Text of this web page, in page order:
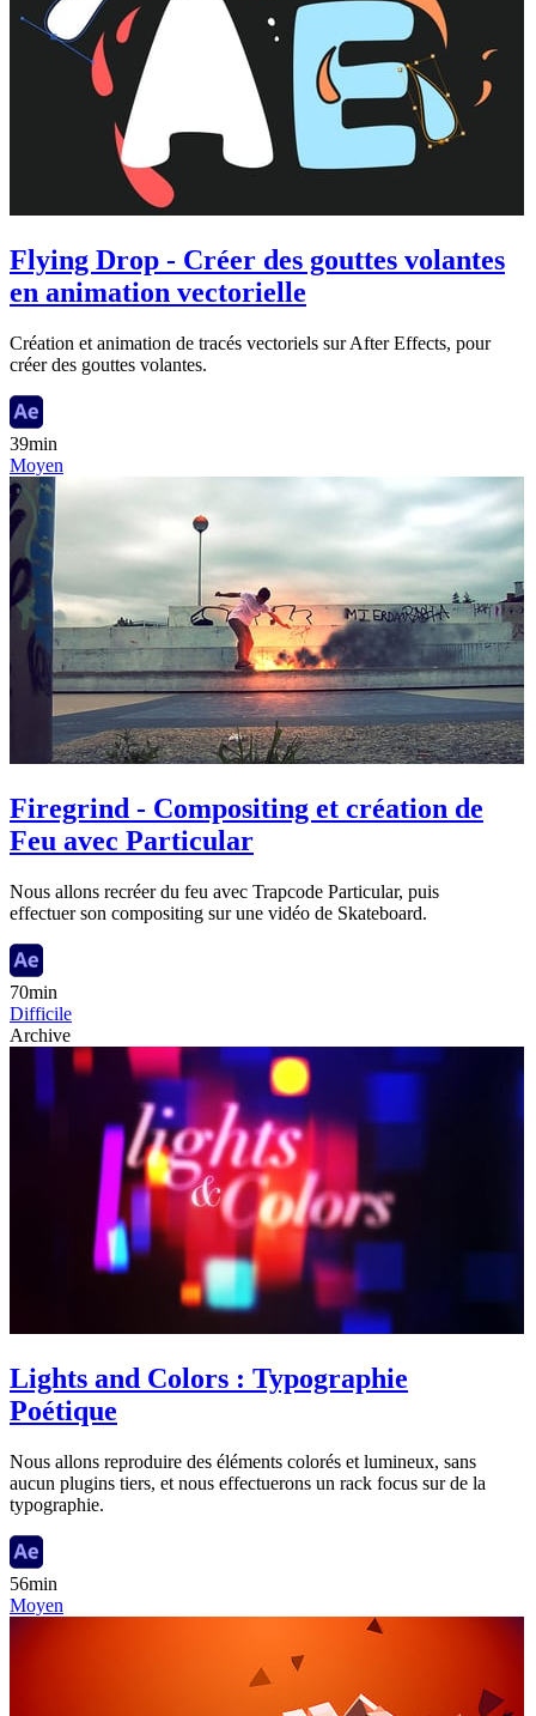
Flying Drop - Créer des gouttes volantes
en animation vectorielle
Création et animation de tracés vectoriels sur After Effects, pour
créer des gouttes volantes.
39min
Moyen
Firegrind - Compositing et création de
Feu avec Particular
Nous allons recréer du feu avec Trapcode Particular, puis
effectuer son compositing sur une vidéo de Skateboard.
70min
Difficile
Archive
Lights and Colors : Typographie
Poétique
Nous allons reproduire des éléments colorés et lumineux, sans
aucun plugins tiers, et nous effectuerons un rack focus sur de la
typographie.
56min
Moyen